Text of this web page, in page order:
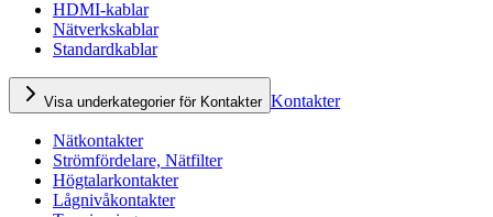
HDMI-kablar
Nätverkskablar
Standardkablar
Visa underkategorier för Kontakter Kontakter
Nätkontakter
Strömfördelare, Nätfilter
Högtalarkontakter
Lågnivåkontakter